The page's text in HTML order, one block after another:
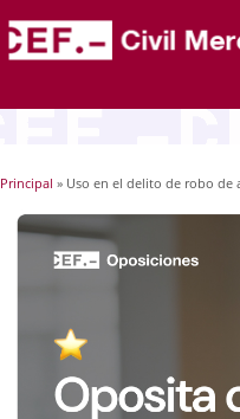
Usted está aquí
Principal » Uso en el delito de robo de